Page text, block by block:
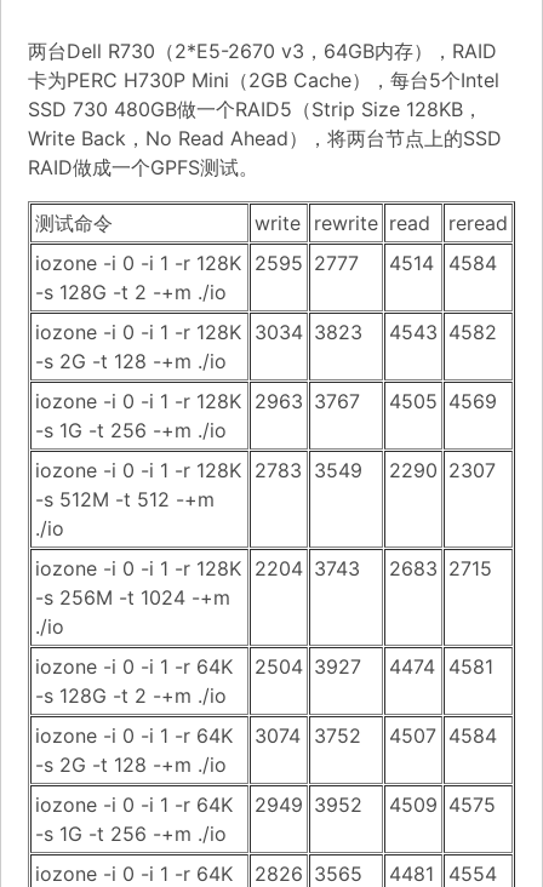
两台Dell R730（2*E5-2670 v3，64GB内存），RAID
卡为PERC H730P Mini（2GB Cache），每台5个Intel
SSD 730 480GB做一个RAID5（Strip Size 128KB，
Write Back，No Read Ahead），将两台节点上的SSD
RAID做成一个GPFS测试。
测试命令 write rewrite read
reread
iozone -i 0 -i 1 -r 128K
-s 128G -t 2 -+m ./io
2595 2777 4514 4584
iozone -i 0 -i 1 -r 128K
-s 2G -t 128 -+m ./io
3034 3823 4543 4582
iozone -i 0 -i 1 -r 128K
-s 1G -t 256 -+m ./io
2963 3767 4505 4569
iozone -i 0 -i 1 -r 128K
-s 512M -t 512 -+m
./io
2783 3549 2290 2307
iozone -i 0 -i 1 -r 128K
-s 256M -t 1024 -+m
./io
2204 3743 2683 2715
iozone -i 0 -i 1 -r 64K
-s 128G -t 2 -+m ./io
2504 3927 4474 4581
iozone -i 0 -i 1 -r 64K
-s 2G -t 128 -+m ./io
3074 3752 4507 4584
iozone -i 0 -i 1 -r 64K
-s 1G -t 256 -+m ./io
2949 3952 4509 4575
iozone -i 0 -i 1 -r 64K
2826 3565 4481 4554